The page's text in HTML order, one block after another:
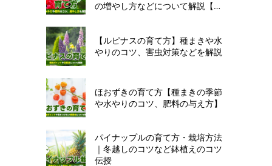
の増やし方などについて解説【カ
【ルピナスの育て方】種まきや水
やりのコツ、害虫対策などを解説
ほおずきの育て方【種まきの季節
や水やりのコツ、肥料の与え方】
パイナップルの育て方・栽培方法
｜冬越しのコツなど鉢植えのコツ
伝授